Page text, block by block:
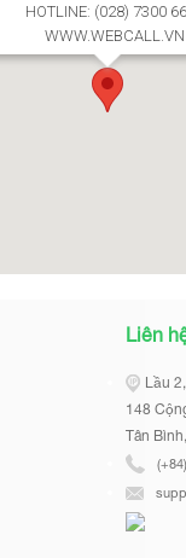
HOTLINE: (028) 7300
WWW.WEBCALL.VN
Liên
Lầu
148
Tân